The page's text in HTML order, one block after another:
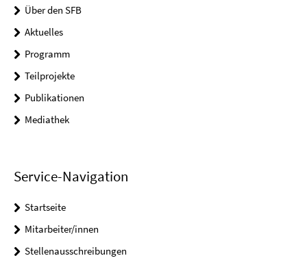
Über den SFB
Aktuelles
Programm
Teilprojekte
Publikationen
Mediathek
Service-Navigation
Startseite
Mitarbeiter/innen
Stellenausschreibungen